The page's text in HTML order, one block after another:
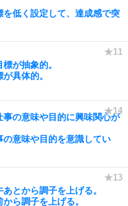
低く設定して、達成感で突
が抽象的。
具体的。
の意味や目的に興味関心が
意味や目的を意識してい
とから調子を上げる。
ら調子を上げる。